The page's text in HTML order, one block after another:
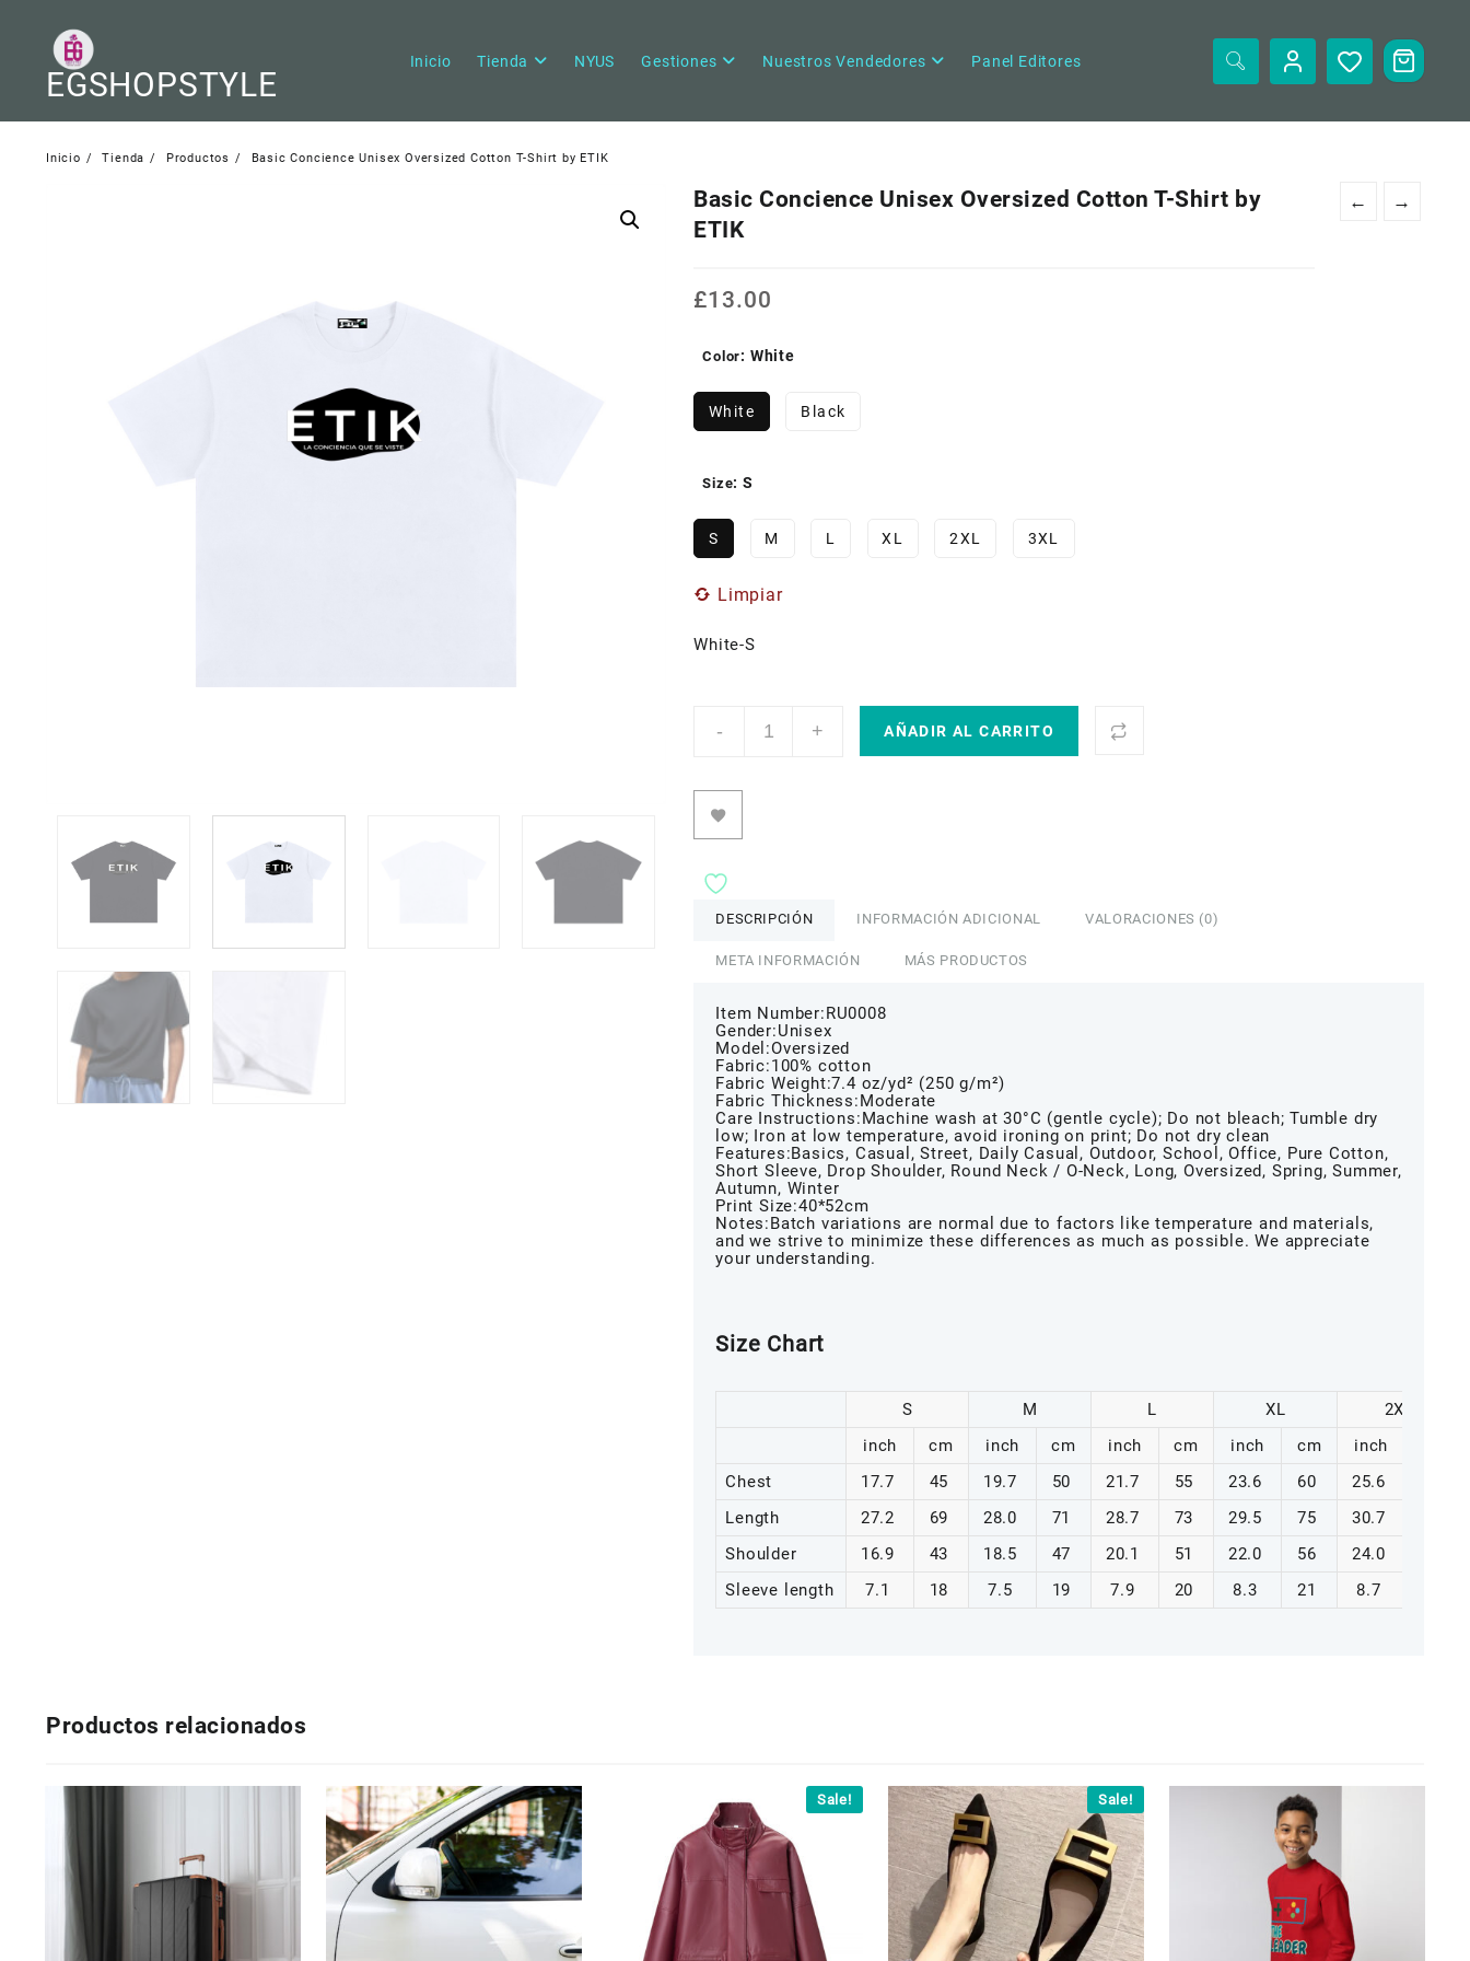
contenido
EGSHOPSTYLE
Inicio Tienda NYUS Gestiones Nuestros Vendedores Panel Editores
Inicio Tienda Productos Basic Concience Unisex Oversized Cotton T-Shirt by ETIK
← →
Basic Concience Unisex Oversized Cotton T-Shirt by
ETIK
£13.00
Color: White
White Black
Size: S
S M L XL 2XL 3XL
Limpiar
White-S
-
Concience
+ AÑADIR AL CARRITO
DESCRIPCIÓN INFORMACIÓN ADICIONAL VALORACIONES (0)
META INFORMACIÓN MÁS PRODUCTOS
Item Number:RU0008
Gender:Unisex
Model:Oversized
Fabric:100% cotton
Fabric Weight:7.4 oz/yd² (250 g/m²)
Fabric Thickness:Moderate
Care Instructions:Machine wash at 30°C (gentle cycle); Do not bleach; Tumble dry
low; Iron at low temperature, avoid ironing on print; Do not dry clean
Features:Basics, Casual, Street, Daily Casual, Outdoor, School, Office, Pure Cotton,
Short Sleeve, Drop Shoulder, Round Neck / O-Neck, Long, Oversized, Spring, Summer,
Autumn, Winter
Print Size:40*52cm
Notes:Batch variations are normal due to factors like temperature and materials,
and we strive to minimize these differences as much as possible. We appreciate
your understanding.
Size Chart
S M L XL
2XL
inch
cm inch cm inch cm inch cm inch
Chest
17.7 45 19.7 50 21.7 55 23.6 60 25.6
Length
27.2 69 28.0 71 28.7 73 29.5 75 30.7
Shoulder
16.9 43 18.5 47 20.1 51 22.0 56 24.0
Sleeve length
7.1 18 7.5 19 7.9 20 8.3 21 8.7
Productos relacionados
Sale! Sale!